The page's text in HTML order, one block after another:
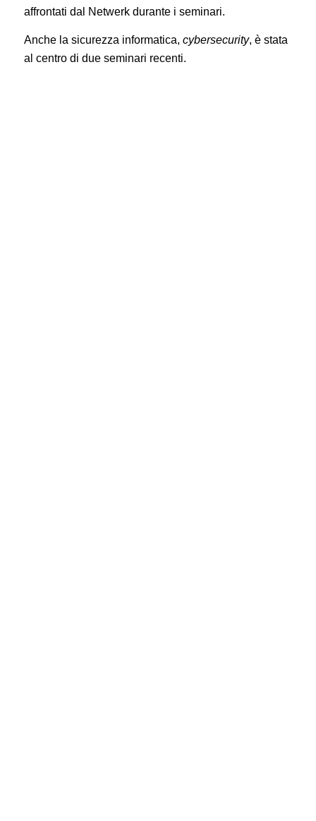
affrontati dal Netwerk durante i seminari.
Anche la sicurezza informatica, cybersecurity, è stata
al centro di due seminari recenti.